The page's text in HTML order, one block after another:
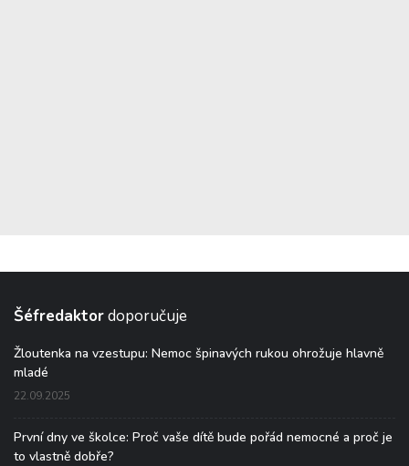
Šéfredaktordoporučuje
Žloutenka na vzestupu: Nemoc špinavých rukou ohrožuje hlavně
mladé
22.09.2025
První dny ve školce: Proč vaše dítě bude pořád nemocné a proč je
to vlastně dobře?